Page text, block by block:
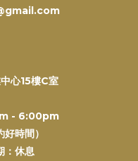
心15樓C室
- 6:00pm
好時間）
：休息